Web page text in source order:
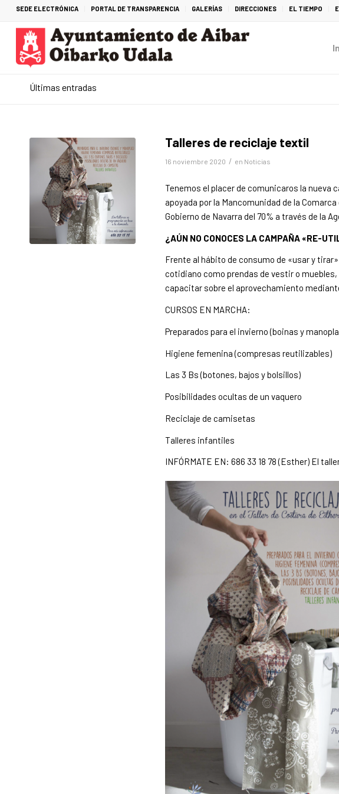
SEDE ELECTRÓNICA PORTAL DE TRANSPARENCIA GALERÍAS DIRECCIONES EL TIEMPO
Últimas entradas
Talleres de reciclaje textil
16 noviembre 2020 / en Noticias
Tenemos el placer de comunicaros la
apoyada por la Mancomunidad de la
Gobierno de Navarra del 70% a través de la
¿AÚN NO CONOCES LA CAMPAÑA «RE-
Frente al hábito de consumo de «usar y
cotidiano como prendas de vestir o
capacitar sobre el aprovechamiento
CURSOS EN MARCHA:
Preparados para el invierno (boinas y
Higiene femenina (compresas reutilizables)
Las 3 Bs (botones, bajos y bolsillos)
Posibilidades ocultas de un vaquero
Reciclaje de camisetas
Talleres infantiles
INFÓRMATE EN: 686 33 18 78 (Esther) El